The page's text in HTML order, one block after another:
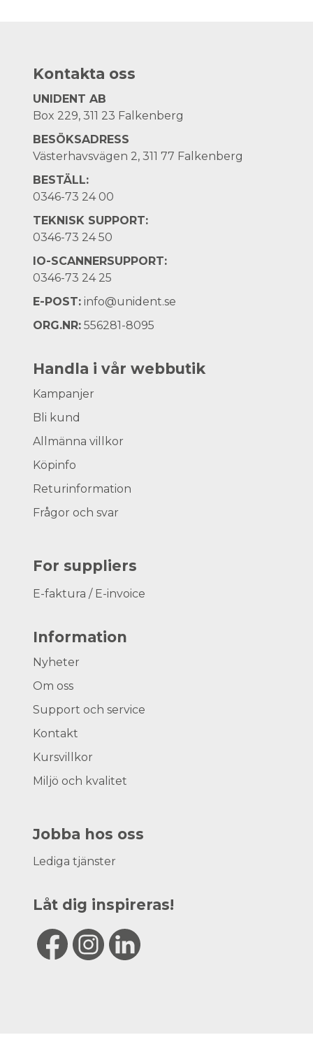
Kontakta oss
UNIDENT AB
Box 229, 311 23 Falkenberg
BESÖKSADRESS
Västerhavsvägen 2, 311 77 Falkenberg
BESTÄLL:
0346-73 24 00
TEKNISK SUPPORT:
0346-73 24 50
IO-SCANNERSUPPORT:
0346-73 24 25
E-POST: info@unident.se
ORG.NR: 556281-8095
Handla i vår webbutik
Kampanjer
Bli kund
Allmänna villkor
Köpinfo
Returinformation
Frågor och svar
For suppliers
E-faktura / E-invoice
Information
Nyheter
Om oss
Support och service
Kontakt
Kursvillkor
Miljö och kvalitet
Jobba hos oss
Lediga tjänster
Låt dig inspireras!